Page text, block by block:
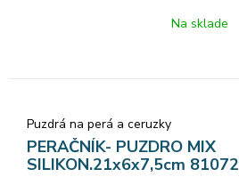
Na sklade
Puzdrá na perá a ceruzky
PERAČNÍK- PUZDRO MIX
SILIKON.21x6x7,5cm 81072